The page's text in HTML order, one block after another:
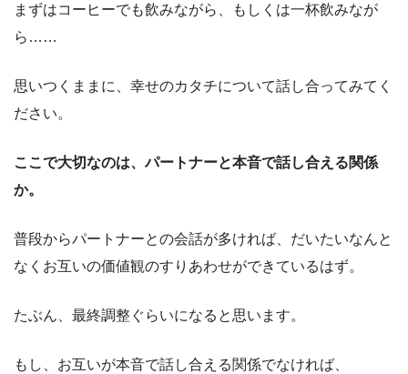
まずはコーヒーでも飲みながら、もしくは一杯飲みなが
ら……
思いつくままに、幸せのカタチについて話し合ってみてく
ださい。
ここで大切なのは、パートナーと本音で話し合える関係
か。
普段からパートナーとの会話が多ければ、だいたいなんと
なくお互いの価値観のすりあわせができているはず。
たぶん、最終調整ぐらいになると思います。
もし、お互いが本音で話し合える関係でなければ、